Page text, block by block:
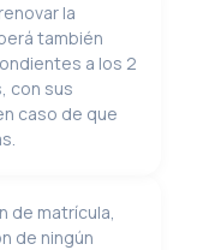
la
también
a los 2
con sus
caso de que
de matrícula,
de ningún